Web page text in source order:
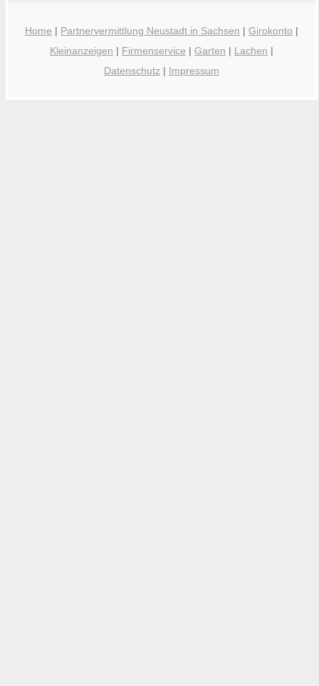
Home | Partnervermittlung Neustadt in Sachsen | Girokonto |
Kleinanzeigen | Firmenservice | Garten | Lachen |
Datenschutz | Impressum